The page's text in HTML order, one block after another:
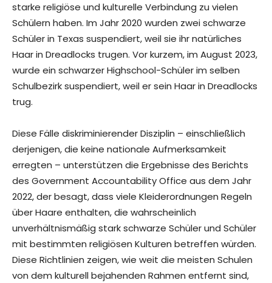
starke religiöse und kulturelle Verbindung zu vielen
Schülern haben. Im Jahr 2020 wurden zwei schwarze
Schüler in Texas suspendiert, weil sie ihr natürliches
Haar in Dreadlocks trugen. Vor kurzem, im August 2023,
wurde ein schwarzer Highschool-Schüler im selben
Schulbezirk suspendiert, weil er sein Haar in Dreadlocks
trug.
Diese Fälle diskriminierender Disziplin – einschließlich
derjenigen, die keine nationale Aufmerksamkeit
erregten – unterstützen die Ergebnisse des Berichts
des Government Accountability Office aus dem Jahr
2022, der besagt, dass viele Kleiderordnungen Regeln
über Haare enthalten, die wahrscheinlich
unverhältnismäßig stark schwarze Schüler und Schüler
mit bestimmten religiösen Kulturen betreffen würden.
Diese Richtlinien zeigen, wie weit die meisten Schulen
von dem kulturell bejahenden Rahmen entfernt sind,